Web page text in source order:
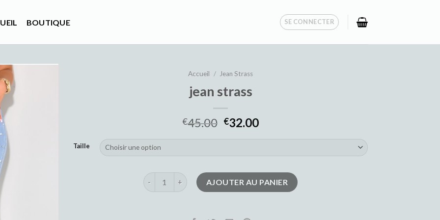
BOUTIQUE SE CONNECTER
Accueil / Jean Strass
jean strass
€45.00 €32.00
Taille
quantité de jean strassAJOUTER AU PANIER